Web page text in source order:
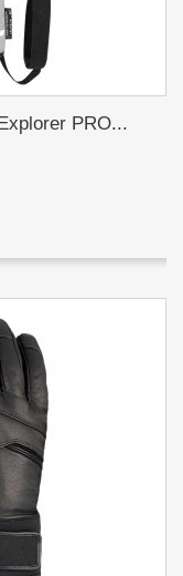
PRO...